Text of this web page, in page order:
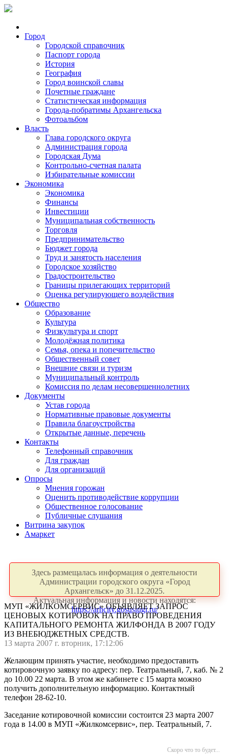
Город
Городской справочник
Паспорт города
История
География
Город воинской славы
Почетные граждане
Статистическая информация
Города-побратимы Архангельска
Фотоальбом
Власть
Глава городского округа
Администрация города
Городская Дума
Контрольно-счетная палата
Избирательные комиссии
Экономика
Экономика
Финансы
Инвестиции
Муниципальная собственность
Торговля
Предпринимательство
Бюджет города
Труд и занятость населения
Городское хозяйство
Градостроительство
Границы прилегающих территорий
Оценка регулирующего воздействия
Общество
Образование
Культура
Физкультура и спорт
Молодёжная политика
Семья, опека и попечительство
Общественный совет
Внешние связи и туризм
Муниципальный контроль
Комиссия по делам несовершеннолетних
Документы
Устав города
Нормативные правовые документы
Правила благоустройства
Открытые данные, перечень
Контакты
Телефонный справочник
Для граждан
Для организаций
Опросы
Мнения горожан
Оценить противодействие коррупции
Общественное голосование
Публичные слушания
Витрина закупок
Амаркет
Здесь размещалась информация о деятельности
Администрации городского округа «Город
Архангельск» до 31.12.2025.
Актуальная информация и новости находятся:
https://arhcity.gosuslugi.ru/
МУП «ЖИЛКОМСЕРВИС» ОБЪЯВЛЯЕТ ЗАПРОС
ЦЕНОВЫХ КОТИРОВОК НА ПРАВО ПРОВЕДЕНИЯ
КАПИТАЛЬНОГО РЕМОНТА ЖИЛФОНДА В 2007 ГОДУ
ИЗ ВНЕБЮДЖЕТНЫХ СРЕДСТВ.
13 марта 2007 г. вторник, 17:12:06
Желающим принять участие, необходимо предоставить
котировочную заявку по адресу: пер. Театральный, 7, каб. № 2
до 10.00 22 марта. В этом же кабинете с 15 марта можно
получить дополнительную информацию. Контактный
телефон 28-62-10.
Заседание котировочной комиссии состоится 23 марта 2007
года в 14.00 в МУП «Жилкомсервис», пер. Театральный, 7.
Скоро что то будет...